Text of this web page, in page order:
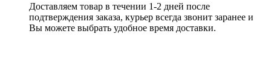
Доставляем товар в течении 1-2 дней после
подтверждения заказа, курьер всегда звонит заранее и
Вы можете выбрать удобное время доставки.